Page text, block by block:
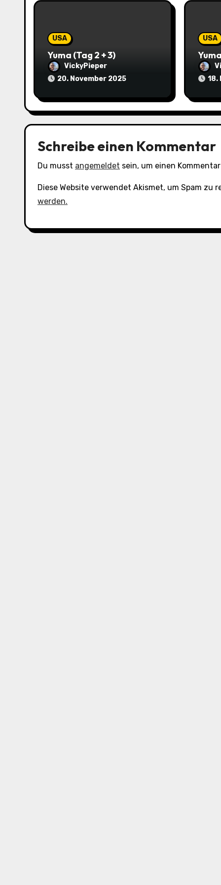
i
i
o
n
USA
Yuma (Tag 2 + 3)
VickyPieper
20. November 2025
USA
Yuma
18.
Schreibe einen Kommentar
Du musst angemeldet sein, um einen
Diese Website verwendet Akismet, um Spam zu
werden.